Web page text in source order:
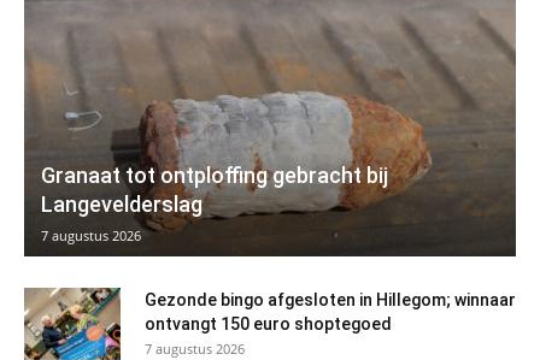
Granaat tot ontploffing gebracht bij
Langevelderslag
7 augustus 2026
Gezonde bingo afgesloten in Hillegom; winnaar
ontvangt 150 euro shoptegoed
7 augustus 2026